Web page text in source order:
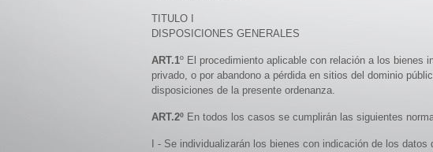
TITULO I
DISPOSICIONES GENERALES
ART.1º El procedimiento aplicable con relación a los bienes
privado, o por abandono a pérdida en sitios del dominio
disposiciones de la presente ordenanza.
ART.2º En todos los casos se cumplirán las siguientes
I - Se individualizarán los bienes con indicación de los